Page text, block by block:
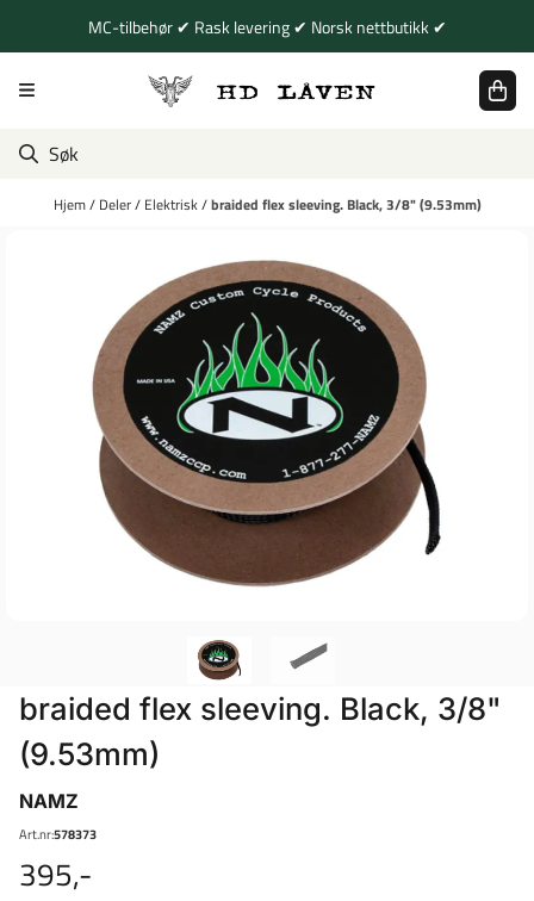
Hopp til innholdMC-tilbehør ✔ Rask levering ✔ Norsk nettbutikk ✔
Hjem/ Deler/ Elektrisk/braided flex sleeving. Black, 3/8" (9.53mm)
braided flex sleeving. Black, 3/8"
(9.53mm)
NAMZ
Art.nr:578373
395,-